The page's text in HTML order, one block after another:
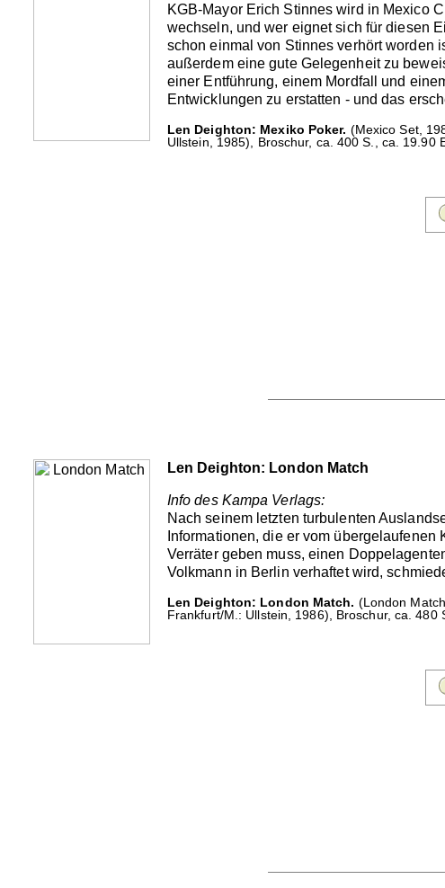
KGB-Mayor Erich Stinnes wird in Mexico
wechseln, und wer eignet sich für diesen
schon einmal von Stinnes verhört worden
außerdem eine gute Gelegenheit zu
einer Entführung, einem Mordfall und
Entwicklungen zu erstatten - und das
Len Deighton: Mexiko Poker. (Mexico Set,
Ullstein, 1985), Broschur, ca. 400 S., ca. 19.90
Len Deighton: London Match
Info des Kampa Verlags:
Nach seinem letzten turbulenten
Informationen, die er vom
Verräter geben muss, einen
Volkmann in Berlin verhaftet wird,
Len Deighton: London Match. (London
Frankfurt/M.: Ullstein, 1986), Broschur, ca. 480